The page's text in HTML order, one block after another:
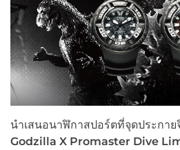
นำเสนอนาฬิกาสปอร์ตที่จุดประกา
Godzilla X Promaster Dive